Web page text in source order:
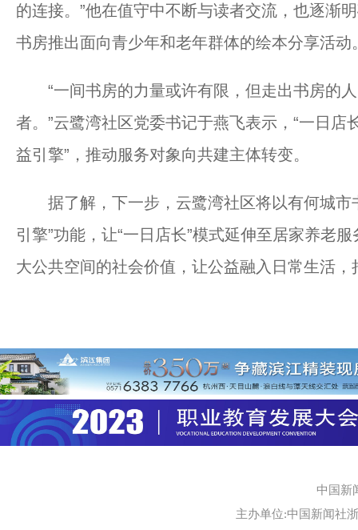
的连接。”他在值守中不断与读者交流，也逐渐
书房推出面向青少年和老年群体的绘本分享活动
“一间书房的力量或许有限，但走出书房的人
者。”云鹭湾社区党委书记于燕飞表示，“一日店
益引擎”，推动服务对象向共建主体转变。
据了解，下一步，云鹭湾社区将以有何城市
引擎”功能，让“一日店长”模式延伸至居家养老
大公共空间的社会价值，让公益融入日常生活
中国新
主办单位:中国新闻社